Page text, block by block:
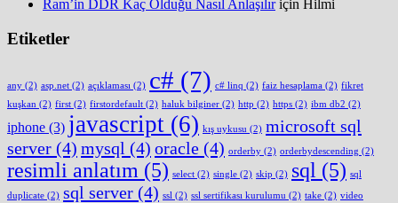
Ram’in DDR Kaç Olduğu Nasıl Anlaşılıriçin Hilmi
Etiketler
any (2) asp.net (2) açıklaması (2) c# (7) c# linq (2) faiz hesaplama (2) fikret
kuşkan (2) first (2) firstordefault (2) haluk bilginer (2) http (2) https (2) ibm db2 (2)
iphone (3) javascript (6) kış uykusu (2) microsoft sql
server (4) mysql (4) oracle (4) orderby (2) orderbydescending (2)
resimli anlatım (5) select (2) single (2) skip (2) sql (5) sql
duplicate (2) sql server (4) ssl (2) ssl sertifikası kurulumu (2) take (2) video